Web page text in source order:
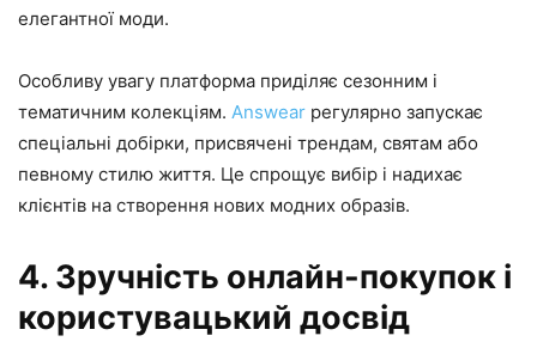
елегантної моди.
Особливу увагу платформа приділяє сезонним і
тематичним колекціям. Answear регулярно запускає
спеціальні добірки, присвячені трендам, святам або
певному стилю життя. Це спрощує вибір і надихає
клієнтів на створення нових модних образів.
4. Зручність онлайн-покупок і
користувацький досвід